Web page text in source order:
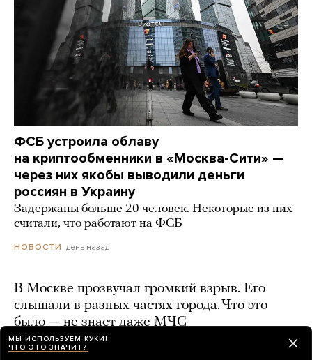
ФСБ устроила облаву
на криптообменники в «Москва-Сити» —
через них якобы выводили деньги
россиян в Украину
Задержаны больше 20 человек. Некоторые из них
считали, что работают на ФСБ
НОВОСТИ день назад
В Москве прозвучал громкий взрыв. Его
слышали в разных частях города. Что это
было — не знает даже МЧС
день назад
МЫ ИСПОЛЬЗУЕМ КУКИ!
ЧТО ЭТО ЗНАЧИТ?